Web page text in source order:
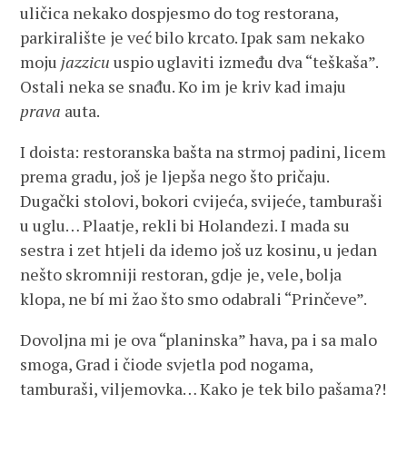
uličica nekako dospjesmo do tog restorana,
parkiralište je već bilo krcato. Ipak sam nekako
mojujazzicu uspio uglaviti između dva “teškaša”.
Ostali neka se snađu. Ko im je kriv kad imaju
prava auta.
I doista: restoranska bašta na strmoj padini, licem
prema gradu, još je ljepša nego što pričaju.
Dugački stolovi, bokori cvijeća, svijeće, tamburaši
u uglu… Plaatje, rekli bi Holandezi. I mada su
sestra i zet htjeli da idemo još uz kosinu, u jedan
nešto skromniji restoran, gdje je, vele, bolja
klopa, ne bí mi žao što smo odabrali “Prinčeve”.
Dovoljna mi je ova “planinska” hava, pa i sa malo
smoga, Grad i čiode svjetla pod nogama,
tamburaši, viljemovka… Kako je tek bilo pašama?!